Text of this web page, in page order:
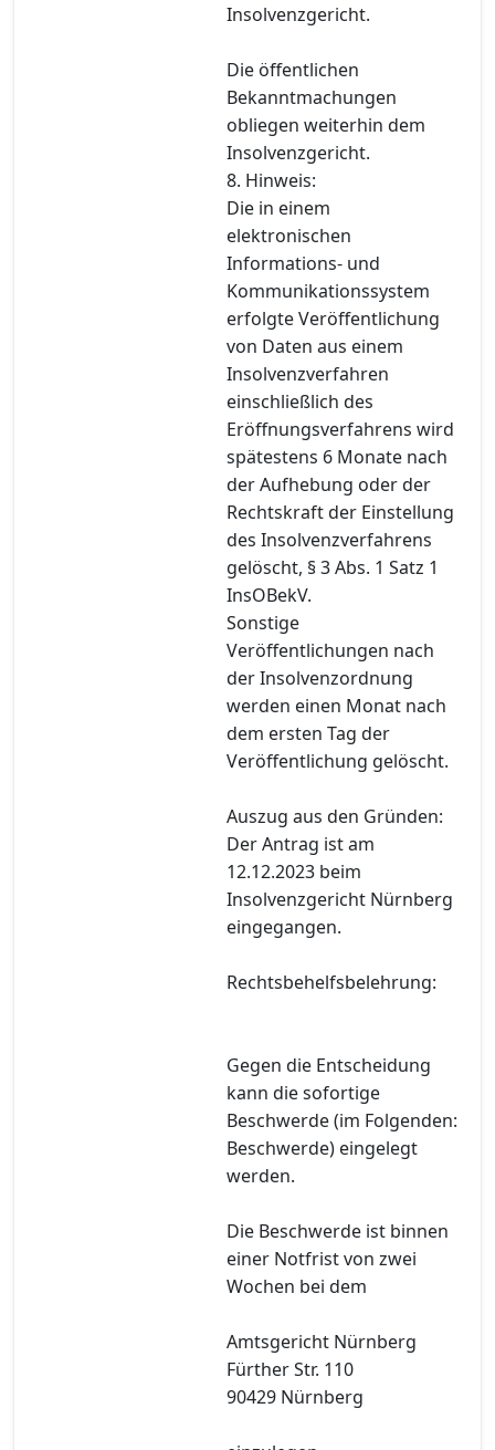
Insolvenzgericht.
Die öffentlichen
Bekanntmachungen
obliegen weiterhin dem
Insolvenzgericht.
8. Hinweis:
Die in einem
elektronischen
Informations- und
Kommunikationssystem
erfolgte Veröffentlichung
von Daten aus einem
Insolvenzverfahren
einschließlich des
Eröffnungsverfahrens wird
spätestens 6 Monate nach
der Aufhebung oder der
Rechtskraft der Einstellung
des Insolvenzverfahrens
gelöscht, § 3 Abs. 1 Satz 1
InsOBekV.
Sonstige
Veröffentlichungen nach
der Insolvenzordnung
werden einen Monat nach
dem ersten Tag der
Veröffentlichung gelöscht.
Auszug aus den Gründen:
Der Antrag ist am
12.12.2023 beim
Insolvenzgericht Nürnberg
eingegangen.
Rechtsbehelfsbelehrung:
Gegen die Entscheidung
kann die sofortige
Beschwerde (im Folgenden:
Beschwerde) eingelegt
werden.
Die Beschwerde ist binnen
einer Notfrist von zwei
Wochen bei dem
Amtsgericht Nürnberg
Fürther Str. 110
90429 Nürnberg